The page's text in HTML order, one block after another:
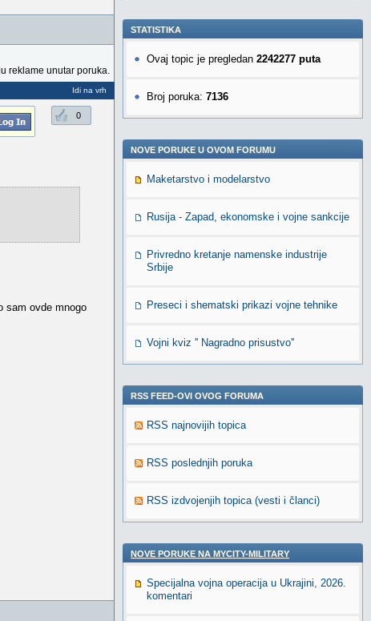
reklame unutar poruka.
Idi na vrh
0
sam ovde mnogo
STATISTIKA
Ovaj topic je pregledan 2242277 puta
Broj poruka: 7136
NOVE PORUKE U OVOM FORUMU
Maketarstvo i modelarstvo
Rusija - Zapad, ekonomske i vojne sankcije
Privredno kretanje namenske industrije
Srbije
Preseci i shematski prikazi vojne tehnike
Vojni kviz '' Nagradno prisustvo''
RSS FEED-OVI OVOG FORUMA
RSS najnovijih topica
RSS poslednjih poruka
RSS izdvojenjih topica (vesti i članci)
NOVE PORUKE NA MYCITY-MILITARY
Specijalna vojna operacija u Ukrajini, 2026.
komentari